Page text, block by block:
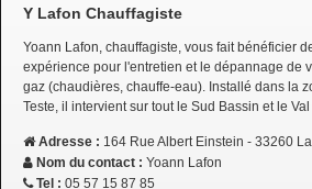
Y Lafon Chauffagiste
Yoann Lafon, chauffagiste, vous fait bénéficier
expérience pour l'entretien et le dépannage de
gaz (chaudières, chauffe-eau). Installé dans la
Teste, il intervient sur tout le Sud Bassin et le
Adresse : 164 Rue Albert Einstein - 33260
Nom du contact : Yoann Lafon
Tel : 05 57 15 87 85